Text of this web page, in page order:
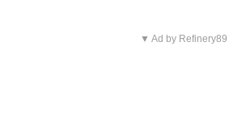
▼ Ad by Refinery89